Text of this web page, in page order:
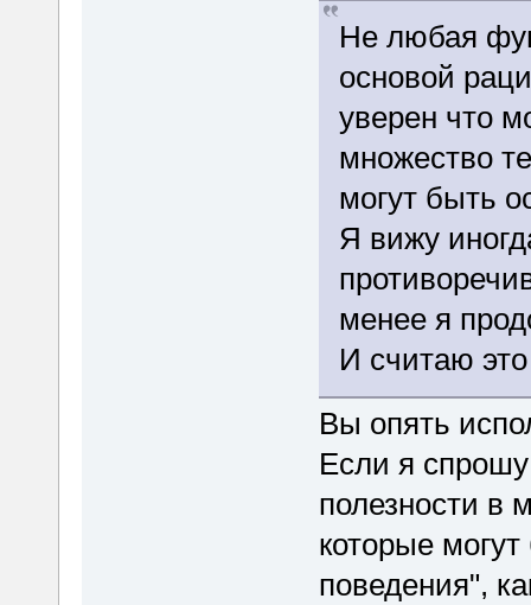
Не любая
основой
уверен что
множество
могут быть
Я вижу
менее я
И считаю
Вы опять
Если я
полезности в
которые
поведения",